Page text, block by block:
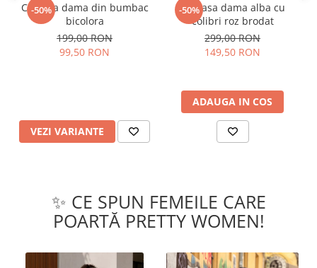
-50%
Camasa dama din bumbac
bicolora
199,00 RON
99,50 RON
VEZI VARIANTE
-50%
Camasa dama alba cu
colibri roz brodat
299,00 RON
149,50 RON
ADAUGA IN COS
✨ CE SPUN FEMEILE CARE
POARTĂ PRETTY WOMEN!